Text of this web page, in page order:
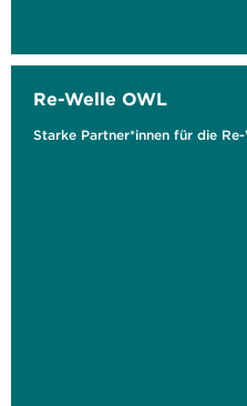
Re-Welle OWL
Starke Partner*innen für die